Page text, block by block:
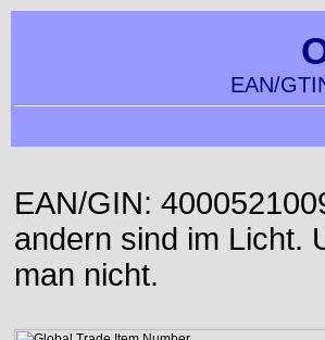
EAN/
EAN/GIN:
andern sind im Licht.
man nicht.